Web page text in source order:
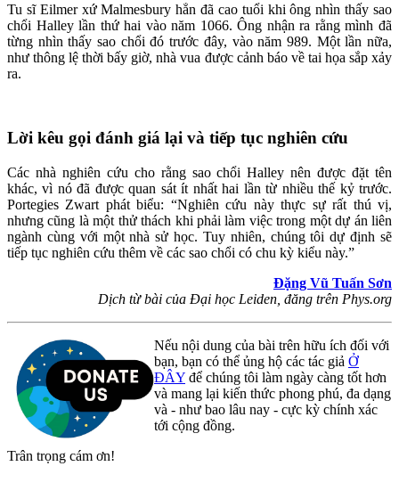
Tu sĩ Eilmer xứ Malmesbury hẳn đã cao tuổi khi ông nhìn thấy sao
chổi Halley lần thứ hai vào năm 1066. Ông nhận ra rằng mình đã
từng nhìn thấy sao chổi đó trước đây, vào năm 989. Một lần nữa,
như thông lệ thời bấy giờ, nhà vua được cảnh báo về tai họa sắp xảy
ra.
Lời kêu gọi đánh giá lại và tiếp tục nghiên cứu
Các nhà nghiên cứu cho rằng sao chổi Halley nên được đặt tên
khác, vì nó đã được quan sát ít nhất hai lần từ nhiều thế kỷ trước.
Portegies Zwart phát biểu: “Nghiên cứu này thực sự rất thú vị,
nhưng cũng là một thử thách khi phải làm việc trong một dự án liên
ngành cùng với một nhà sử học. Tuy nhiên, chúng tôi dự định sẽ
tiếp tục nghiên cứu thêm về các sao chổi có chu kỳ kiểu này.”
Đặng Vũ Tuấn Sơn
Dịch từ bài của Đại học Leiden, đăng trên Phys.org
Nếu nội dung của bài trên hữu ích đối với
bạn, bạn có thể ủng hộ các tác giả Ở
ĐÂY để chúng tôi làm ngày càng tốt hơn
và mang lại kiến thức phong phú, đa dạng
và - như bao lâu nay - cực kỳ chính xác
tới cộng đồng.
Trân trọng cám ơn!